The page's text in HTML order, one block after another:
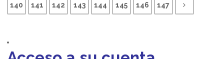
140 141 142 143 144 145 146 147